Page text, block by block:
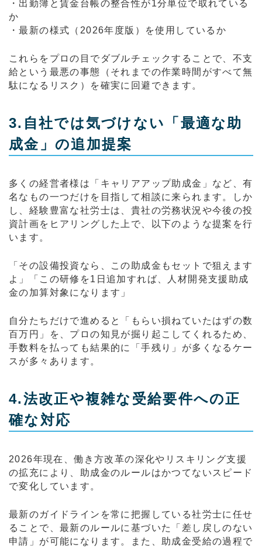
・出勤簿と賃金台帳の整合性が1分単位で取れている
か
・最新の様式（2026年度版）を使用しているか
これらをプロの目でダブルチェックすることで、不支
給という最悪の事態（それまでの作業時間がすべて無
駄になるリスク）を確実に回避できます。
3.自社では気づけない「最適な助
成金」の追加提案
多くの経営者様は「キャリアアップ助成金」など、有
名なもの一つだけを目指して相談に来られます。しか
し、経験豊富な社労士は、貴社の労務状況や今後の投
資計画をヒアリングした上で、以下のような提案を行
います。
「その設備投資なら、この助成金もセットで狙えます
よ」「この研修を1日追加すれば、人材開発支援助成
金の加算対象になります」
自分たちだけで進めると「もらい損ねていたはずの数
百万円」を、プロの知見が掘り起こしてくれるため、
手数料を払っても結果的に「手残り」が多くなるケー
スが多々あります。
4.法改正や複雑な受給要件への正
確な対応
2026年現在、働き方改革の深化やリスキリング支援
の拡充により、助成金のルールはかつてないスピード
で変化しています。
最新のガイドラインを常に把握している社労士に任せ
ることで、最新のルールに基づいた「差し戻しのない
申請」が可能になります。また、助成金受給の過程で